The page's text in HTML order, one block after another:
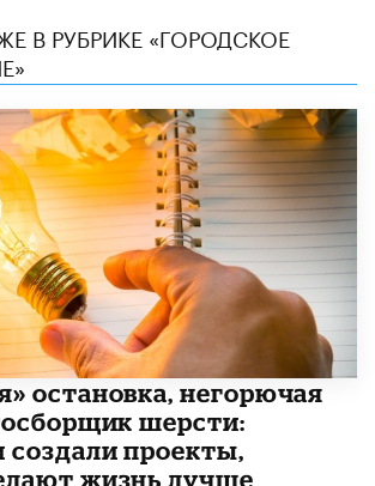
В РУБРИКЕ «ГОРОДСКОЕ
остановка, негорючая
шерсти:
проекты,
жизнь лучше